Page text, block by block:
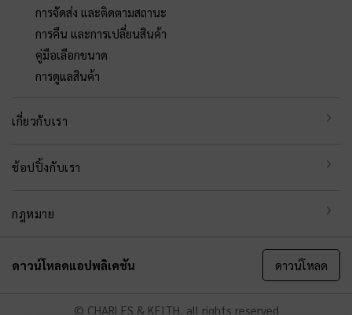
การจัดส่ง และติดตามสถานะ
การคืน และการเปลี่ยนสินค้า
คู่มือเลือกขนาด
การดูแลสินค้า
เกี่ยวกับเรา
ช้อปปิ้งกับเรา
กฎหมาย
ดาวน์โหลดแอปพลิเคชัน ดาวน์โหลด
© CHARLES & KEITH, all rights reserved